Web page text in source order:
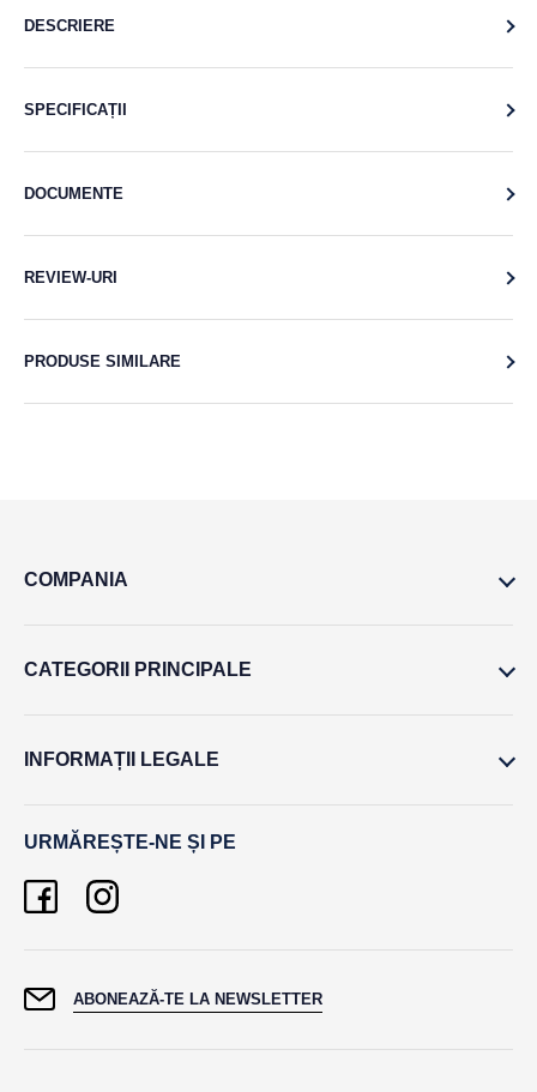
DESCRIERE
SPECIFICAȚII
DOCUMENTE
REVIEW-URI
PRODUSE SIMILARE
COMPANIA
CATEGORII PRINCIPALE
INFORMAȚII LEGALE
URMĂREȘTE-NE ȘI PE
ABONEAZĂ-TE LA NEWSLETTER